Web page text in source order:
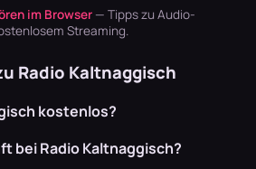
Hier laufen Dark
Wave,…
Monroes
im Browser — Tipps zu Audio-
Streaming.
Radio Kaltnaggisch
kostenlos?
bei Radio Kaltnaggisch?